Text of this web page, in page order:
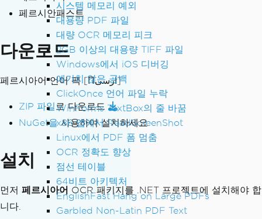
시스템 메모리 예외
대용량 PDF 파일
대량 OCR 메모리 피크
2GB 이상의 대용량 TIFF 파일
Windows에서 iOS 디버깅
예기치 않은 공백
ClickOnce 언어 파일 누락
WinForms TextBox의 줄 바꿈
x86 앱에서 ReadScreenShot
Linux에서 PDF 폼 멈춤
OCR 정확도 향상
점선 테이블
64비트 아키텍처
EnglishFast Hang on Large PDFs
Garbled Non-Latin PDF Text
페르시안패스트
다운로드
페르시아어 언어 팩 [Пارسی]
ZIP 파일 로 다운로드
NuGet을사용하여 설치하세요
설치
먼저 페르시아어 OCR 패키지를 .NET 프로젝트에 설치해야 합
니다.